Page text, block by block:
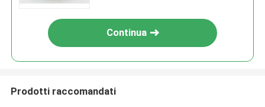
Continua
Prodotti raccomandati